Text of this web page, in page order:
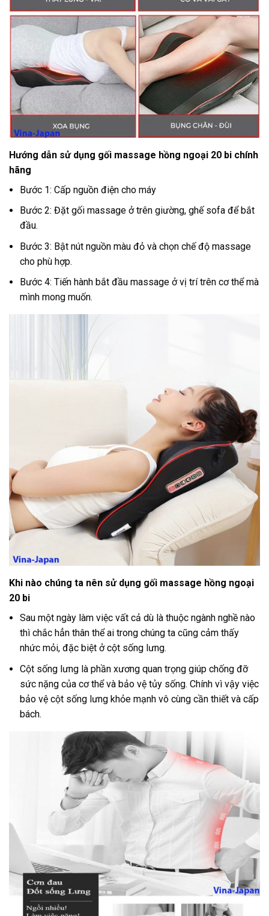
Hướng dẫn sử dụng gối massage hồng ngoại 20 bi chính
hãng
Bước 1: Cấp nguồn điện cho máy
Bước 2: Đặt gối massage ở trên giường, ghế sofa để bắt
đầu.
Bước 3: Bật nút nguồn màu đỏ và chọn chế độ massage
cho phù hợp.
Bước 4: Tiến hành bắt đầu massage ở vị trí trên cơ thể mà
mình mong muốn.
Khi nào chúng ta nên sử dụng gối massage hồng ngoại
20 bi
Sau một ngày làm việc vất cả dù là thuộc ngành nghề nào
thì chắc hẳn thân thể ai trong chúng ta cũng cảm thấy
nhức mỏi, đặc biệt ở cột sống lưng.
Cột sống lưng là phần xương quan trọng giúp chống đỡ
sức nặng của cơ thể và bảo vệ tủy sống. Chính vì vậy việc
bảo vệ cột sống lưng khỏe mạnh vô cùng cần thiết và cấp
bách.